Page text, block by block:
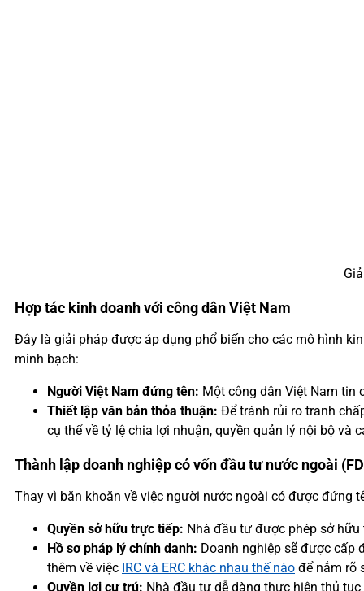
Hợp tác kinh doanh với công dân Việt Nam
Đây là giải pháp được áp dụng phổ biến cho các mô hình
minh bạch:
Người Việt Nam đứng tên: Một công dân Việt Nam tin
Thiết lập văn bản thỏa thuận: Để tránh rủi ro tranh
cụ thể về tỷ lệ chia lợi nhuận, quyền quản lý nội bộ và
Thành lập doanh nghiệp có vốn đầu tư nước ngoài
Thay vì băn khoăn về việc người nước ngoài có được đứng
Quyền sở hữu trực tiếp: Nhà đầu tư được phép sở
Hồ sơ pháp lý chính danh: Doanh nghiệp sẽ được cấp
thêm về việc IRC và ERC khác nhau thế nào để nắm rõ
Quyền lợi cư trú: Nhà đầu tư dễ dàng thực hiện thủ